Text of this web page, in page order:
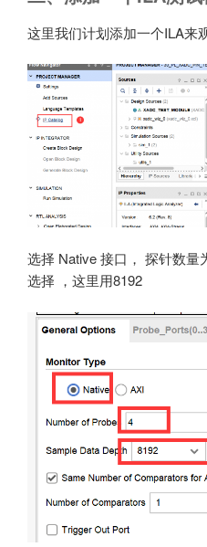
这里我们计划添加一个ILA来
选择 Native 接口， 探针数
选择 ，这里用8192